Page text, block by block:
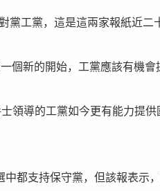
工黨，這是這兩家報紙近二
個新的開始，工黨應該有機會
領導的工黨如今更有能力提供
都支持保守黨，但該報表示